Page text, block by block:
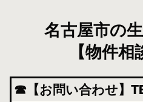
名古屋市の
【物件相
☎【お問い合わせ】